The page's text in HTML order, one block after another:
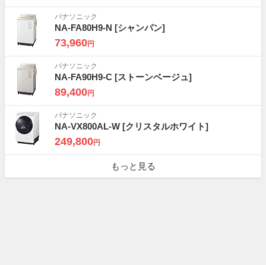
パナソニック
NA-FA80H9-N [シャンパン]
73,960円
パナソニック
NA-FA90H9-C [ストーンベージュ]
89,400円
パナソニック
NA-VX800AL-W [クリスタルホワイト]
249,800円
もっと見る